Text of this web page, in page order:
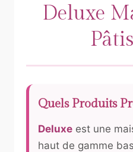
Deluxe
Quels Produits
Deluxe est une
haut de gamme